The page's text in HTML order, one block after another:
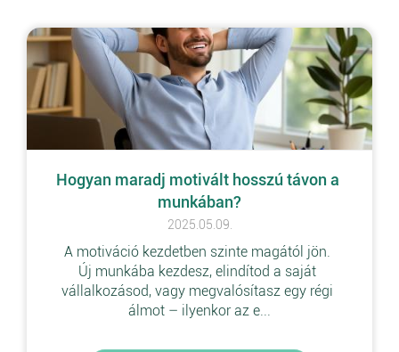
Hogyan maradj motivált hosszú távon a
munkában?
2025.05.09.
A motiváció kezdetben szinte magától jön.
Új munkába kezdesz, elindítod a saját
vállalkozásod, vagy megvalósítasz egy régi
álmot – ilyenkor az e...